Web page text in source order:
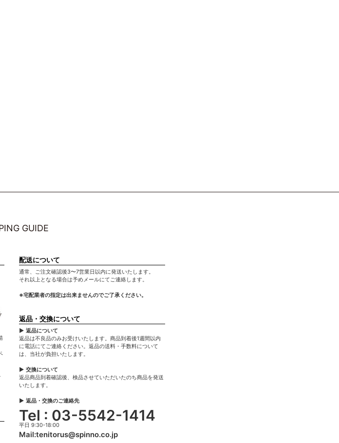
GUIDE
配送について
通常、ご注文確認後3〜7営業日以内に発送いたします。
それ以上となる場合は予めメールにてご連絡します。
※宅配業者の指定は出来ませんのでご了承ください。
返品・交換について
▶ 返品について
返品は不良品のみお受けいたします。商品到着後1週間以内
に電話にてご連絡ください。返品の送料・手数料について
は、当社が負担いたします。
▶ 交換について
返品商品到着確認後、検品させていただいたのち商品を発送
いたします。
▶ 返品・交換のご連絡先
Tel : 03-5542-1414
平日 9:30-18:00
Mail:tenitorus@spinno.co.jp